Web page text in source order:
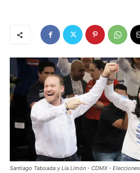
Santiago Taboada y Lía Limón - CDMX - Elecciones